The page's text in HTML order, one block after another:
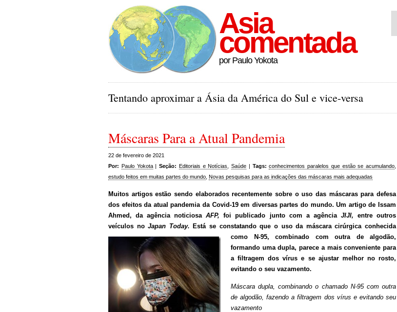
Asia
comentada
por Paulo Yokota
Tentando aproximar a Ásia da América do Sul e vice-versa
Máscaras Para a Atual Pandemia
22 de fevereiro de 2021
Por: Paulo Yokota| Seção: Editoriais e Notícias Saúde | Tags: conhecimentos paralelos que estão se acumulando
estudo feitos em muitas partes do mundo Novas pesquisas para as indicações das máscaras mais adequadas
Muitos artigos estão sendo elaborados recentemente sobre o uso das máscaras para defesa
dos efeitos da atual pandemia da Covid-19 em diversas partes do mundo. Um artigo de Issam
Ahmed, da agência noticiosaAFP,foi publicado junto com a agência JIJI, entre outros
veículos noJapan Today. Está se constatando que o uso da máscara cirúrgica conhecida
como N-95, combinado com outra de algodão,
formando uma dupla, parece a mais conveniente para
a filtragem dos vírus e se ajustar melhor no rosto,
evitando o seu vazamento.
Máscara dupla, combinando o chamado N-95 com outra
de algodão, fazendo a filtragem dos vírus e evitando seu
vazamento